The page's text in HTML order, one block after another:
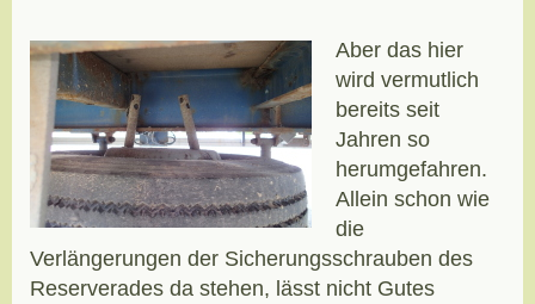
Aber das hier
wird vermutlich
bereits seit
Jahren so
herumgefahren.
Allein schon wie
die
Verlängerungen der Sicherungsschrauben des
Reserverades da stehen, lässt nicht Gutes